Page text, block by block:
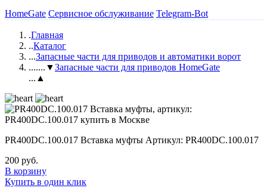
HomeGate Сервисное обслуживание Telegram-Bot
.Главная
..Каталог
...Запасные части для приводов и автоматики ворот
.......▼Запасные части для приводов HomeGate
...▲
PR400DC.100.017 Вставка муфты Артикул: PR400DC.100.017
200 руб.
В корзину
Купить в один клик